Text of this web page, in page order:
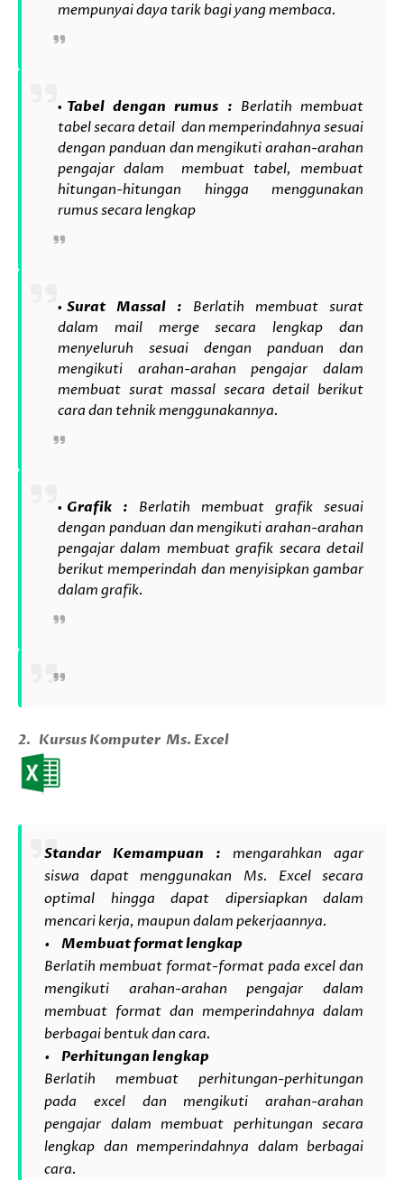
mempunyai daya tarik bagi yang membaca.
Tabel dengan rumus : Berlatih membuat
tabel secara detail dan memperindahnya sesuai
dengan panduan dan mengikuti arahan-arahan
pengajar dalam membuat tabel, membuat
hitungan-hitungan hingga menggunakan
rumus secara lengkap
Surat Massal : Berlatih membuat surat
dalam mail merge secara lengkap dan
menyeluruh sesuai dengan panduan dan
mengikuti arahan-arahan pengajar dalam
membuat surat massal secara detail berikut
cara dan tehnik menggunakannya.
Grafik : Berlatih membuat grafik sesuai
dengan panduan dan mengikuti arahan-arahan
pengajar dalam membuat grafik secara detail
berikut memperindah dan menyisipkan gambar
dalam grafik.
2. Kursus Komputer Ms. Excel
Standar Kemampuan : mengarahkan agar
siswa dapat menggunakan Ms. Excel secara
optimal hingga dapat dipersiapkan dalam
mencari kerja, maupun dalam pekerjaannya.
• Membuat format lengkap
Berlatih membuat format-format pada excel dan
mengikuti arahan-arahan pengajar dalam
membuat format dan memperindahnya dalam
berbagai bentuk dan cara.
• Perhitungan lengkap
Berlatih membuat perhitungan-perhitungan
pada excel dan mengikuti arahan-arahan
pengajar dalam membuat perhitungan secara
lengkap dan memperindahnya dalam berbagai
cara.